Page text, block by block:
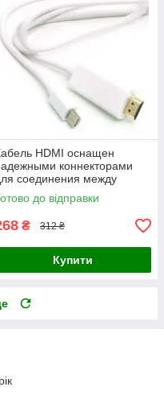
HDMI оснащен
коннекторами
соединения между
Кабель HDMI
обеспечивать
до відправки
₴ 312 ₴
Купити